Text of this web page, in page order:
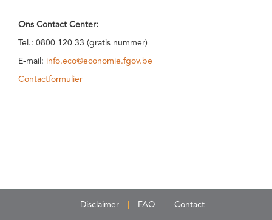
Ons Contact Center:
Tel.: 0800 120 33 (gratis nummer)
E-mail: info.eco@economie.fgov.be
Contactformulier
Disclaimer FAQ Contact